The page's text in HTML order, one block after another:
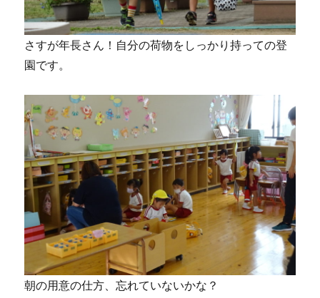
さすが年長さん！自分の荷物をしっかり持っての登
園です。
朝の用意の仕方、忘れていないかな？